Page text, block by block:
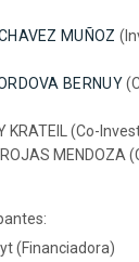
MUÑOZ
BERNUY
KRATEIL (Co-
MENDOZA
(Financiadora)